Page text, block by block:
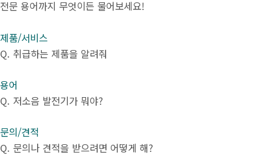
전문 용어까지 무엇이든 물어보세요!
제품/서비스
Q. 취급하는 제품을 알려줘
용어
Q. 저소음 발전기가 뭐야?
문의/견적
Q. 문의나 견적을 받으려면 어떻게 해?